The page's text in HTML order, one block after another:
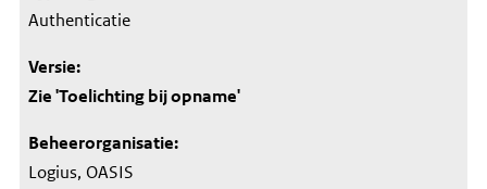
Authenticatie
Zie 'Toelichting bij opname'
Logius, OASIS